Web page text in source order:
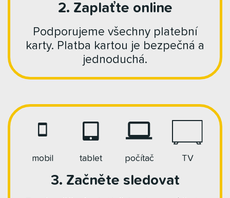
2. Zaplaťte online
Podporujeme všechny platební
karty. Platba kartou je bezpečná a
jednoduchá.
mobil tablet počítač TV
3. Začněte sledovat